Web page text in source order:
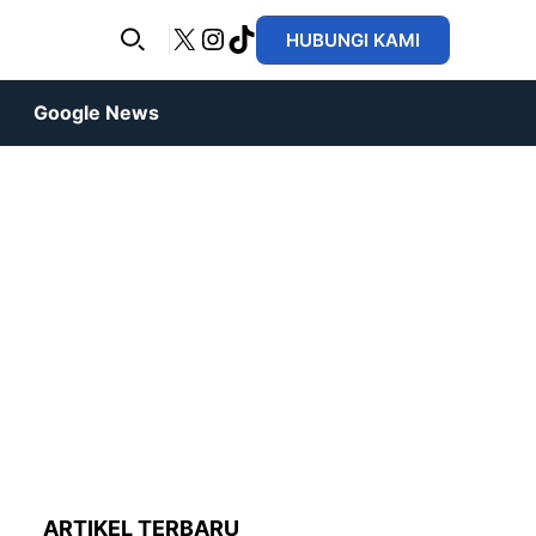
X Instagram
TikTokHUBUNGI KAMI
Google News
ARTIKEL TERBARU